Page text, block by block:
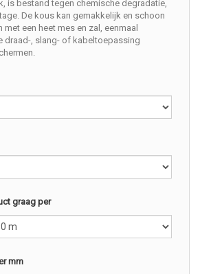
is bestand tegen chemische degradatie,
De kous kan gemakkelijk en schoon
een heet mes en zal, eenmaal
draad-, slang- of kabeltoepassing
graag per
mm